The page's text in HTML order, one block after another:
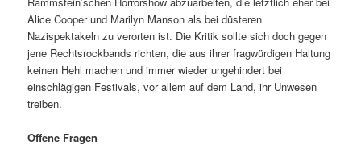
Alice Cooper und Marilyn Manson als bei düsteren
Nazispektakeln zu verorten ist. Die Kritik sollte sich doch gegen
jene Rechtsrockbands richten, die aus ihrer fragwürdigen Haltung
keinen Hehl machen und immer wieder ungehindert bei
einschlägigen Festivals, vor allem auf dem Land, ihr Unwesen
treiben.
Offene Fragen